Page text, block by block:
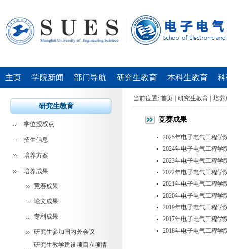
主页 学院新闻 部门导航 研究生教育 本科生教育
研究生教育
学位授权点
招生信息
培养方案
培养成果
竞赛成果
论文成果
专利成果
研究生参加国内外会议
研究生教学建设项目立项情
当前位置: 首页 研究生教育 培养
竞赛成果
2025年电子电气工程学
2024年电子电气工程学
2023年电子电气工程学
2022年电子电气工程学
2021年电子电气工程学
2020年电子电气工程学
2019年电子电气工程学
2017年电子电气工程学
2018年电子电气工程学